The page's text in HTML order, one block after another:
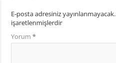
E-posta adresiniz yayınlanmayacak.
işaretlenmişlerdir
Yorum*